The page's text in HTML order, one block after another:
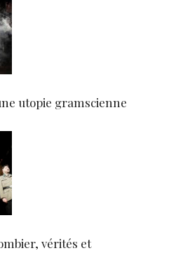
utopie gramscienne
vérités et